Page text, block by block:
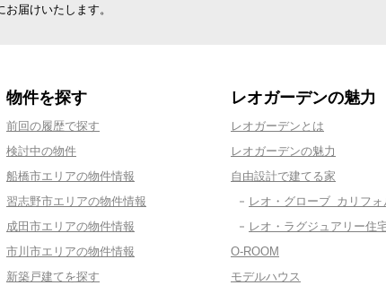
届けいたします。
物件を探す
前回の履歴で探す
検討中の物件
船橋市エリアの物件情報
習志野市エリアの物件情報
成田市エリアの物件情報
市川市エリアの物件情報
新築戸建てを探す
レオガーデンの魅力
レオガーデンとは
レオガーデンの魅力
自由設計で建てる家
レオ・グローブ カリフォ
レオ・ラグジュアリー住
O-ROOM
モデルハウス